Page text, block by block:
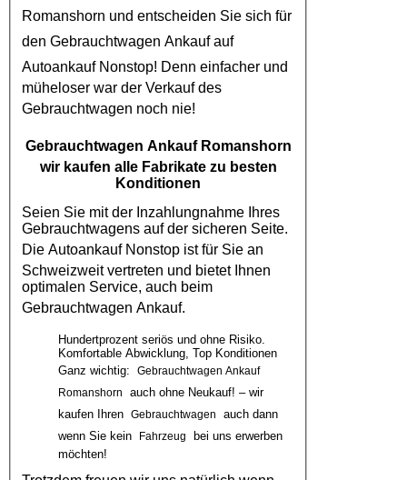
Romanshorn und entscheiden Sie sich für
den Gebrauchtwagen Ankaufauf
AutoankaufNonstop! Denn einfacher und
müheloser war der Verkauf des
Gebrauchtwagen noch nie!
Gebrauchtwagen Ankauf Romanshorn
wir kaufen alle Fabrikate zu besten
Konditionen
Seien Sie mit der Inzahlungnahme Ihres
Gebrauchtwagens auf der sicheren Seite.
Die AutoankaufNonstop ist für Sie an
Schweizweit vertreten und bietet Ihnen
optimalen Service, auch beim
Gebrauchtwagen Ankauf.
Hundertprozent seriös und ohne Risiko.
Komfortable Abwicklung, Top Konditionen
Ganz wichtig:
Gebrauchtwagen Ankauf
Romanshorn
auch ohne Neukauf! – wir
kaufen Ihren Gebrauchtwagen
auch dann
wenn Sie kein
Fahrzeug
bei uns erwerben
möchten!